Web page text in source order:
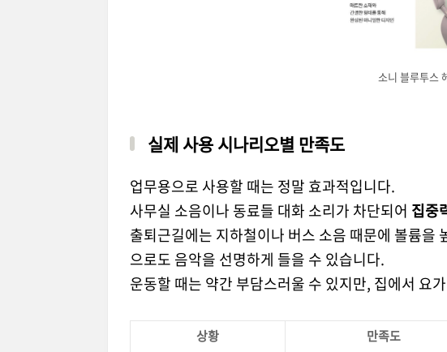
소니 블루투스
실제 사용 시나리오별 만족도
업무용으로 사용할 때는 정말 효과적입니다.
사무실 소음이나 동료들 대화 소리가 차단되어 집중
출퇴근길에는 지하철이나 버스 소음 때문에 볼륨을
으로도 음악을 선명하게 들을 수 있습니다.
운동할 때는 약간 부담스러울 수 있지만, 집에서 요
상황 만족도